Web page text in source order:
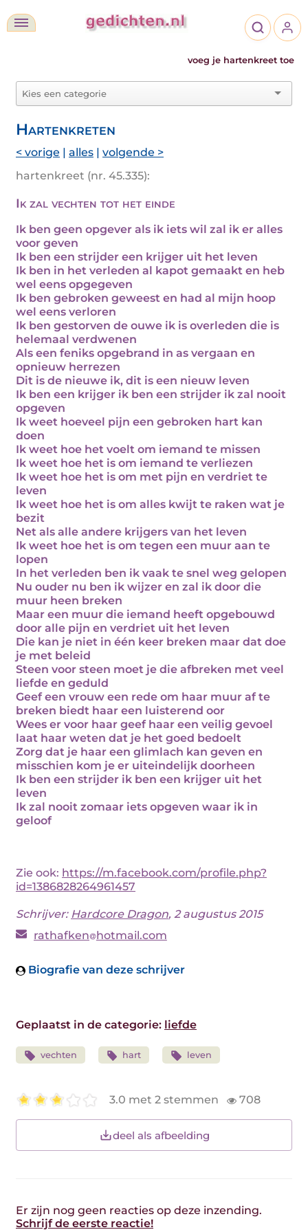
voeg je hartenkreet toe
Hartenkreten
< vorige | alles | volgende >
hartenkreet (nr. 45.335):
Ik zal vechten tot het einde
Ik ben geen opgever als ik iets wil zal ik er alles
voor geven
Ik ben een strijder een krijger uit het leven
Ik ben in het verleden al kapot gemaakt en heb
wel eens opgegeven
Ik ben gebroken geweest en had al mijn hoop
wel eens verloren
Ik ben gestorven de ouwe ik is overleden die is
helemaal verdwenen
Als een feniks opgebrand in as vergaan en
opnieuw herrezen
Dit is de nieuwe ik, dit is een nieuw leven
Ik ben een krijger ik ben een strijder ik zal nooit
opgeven
Ik weet hoeveel pijn een gebroken hart kan
doen
Ik weet hoe het voelt om iemand te missen
Ik weet hoe het is om iemand te verliezen
Ik weet hoe het is om met pijn en verdriet te
leven
Ik weet hoe het is om alles kwijt te raken wat je
bezit
Net als alle andere krijgers van het leven
Ik weet hoe het is om tegen een muur aan te
lopen
In het verleden ben ik vaak te snel weg gelopen
Nu ouder nu ben ik wijzer en zal ik door die
muur heen breken
Maar een muur die iemand heeft opgebouwd
door alle pijn en verdriet uit het leven
Die kan je niet in één keer breken maar dat doe
je met beleid
Steen voor steen moet je die afbreken met veel
liefde en geduld
Geef een vrouw een rede om haar muur af te
breken biedt haar een luisterend oor
Wees er voor haar geef haar een veilig gevoel
laat haar weten dat je het goed bedoelt
Zorg dat je haar een glimlach kan geven en
misschien kom je er uiteindelijk doorheen
Ik ben een strijder ik ben een krijger uit het
leven
Ik zal nooit zomaar iets opgeven waar ik in
geloof
Zie ook: https://m.facebook.com/profile.php?
id=1386828264961457
Schrijver: Hardcore Dragon, 2 augustus 2015
rathafken hotmail.com
Biografie van deze schrijver
Geplaatst in de categorie: liefde
vechten hart leven
3.0 met 2 stemmen 708
deel als afbeelding
Er zijn nog geen reacties op deze inzending.
Schrijf de eerste reactie!